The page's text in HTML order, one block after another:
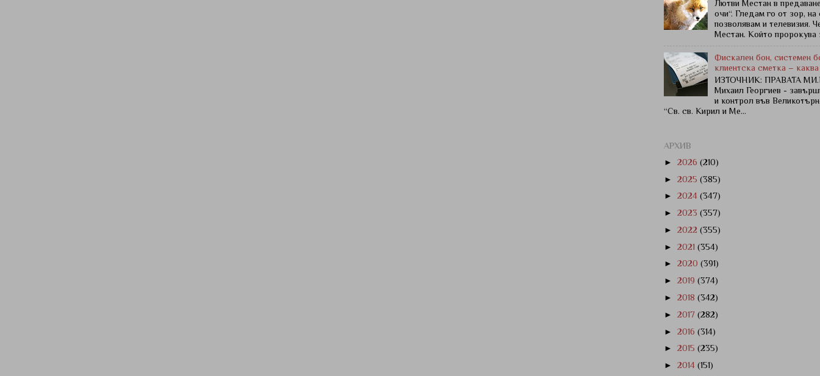
Лютви Местан в
очи“. Гледам го от зор, на
позволявам и телевизия.
Местан. Който пророкува
Фискален бон, системен
клиентска сметка –
ИЗТОЧНИК: ПРАВАТА
Михаил Георгиев -
и контрол във
“Св. св. Кирил и Ме...
АРХИВ
► 2026 (210)
► 2025 (385)
► 2024 (347)
► 2023 (357)
► 2022 (355)
► 2021 (354)
► 2020 (391)
► 2019 (374)
► 2018 (342)
► 2017 (282)
► 2016 (314)
► 2015 (235)
► 2014 (151)